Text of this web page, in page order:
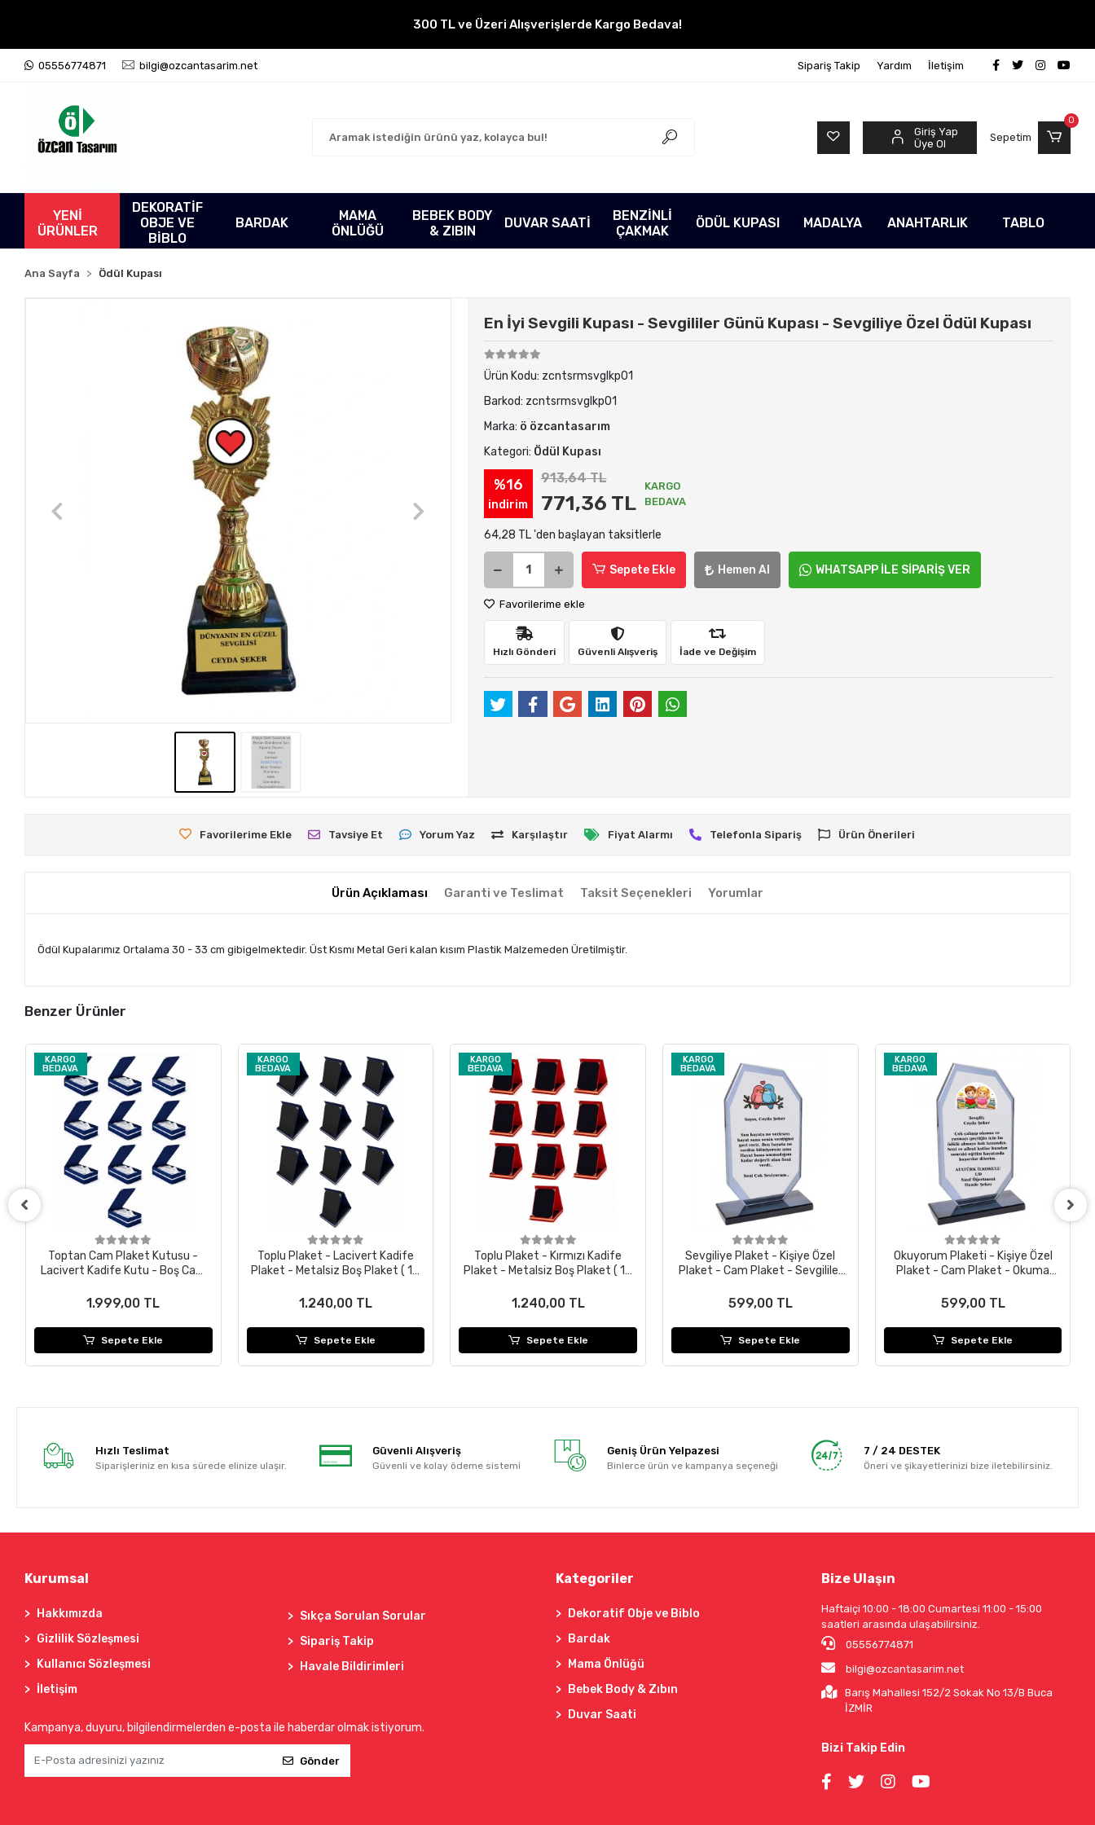
300 TL ve Üzeri Alışverişlerde Kargo Bedava!
05556774871 bilgi@ozcantasarim.net Sipariş Takip Yardım İletişim
Giriş Yap
Üye Ol
Sepetim
0
YENİ
ÜRÜNLER
DEKORATİF
OBJE VE
BİBLO
BARDAK
MAMA
ÖNLÜĞÜ
BEBEK BODY
& ZIBIN
DUVAR SAATİ
BENZİNLİ
ÇAKMAK
ÖDÜL KUPASI MADALYA ANAHTARLIK TABLO
Ana Sayfa Ödül Kupası
En İyi Sevgili Kupası - Sevgililer Günü Kupası - Sevgiliye Özel Ödül Kupası
Ürün Kodu: zcntsrmsvglkp01
Barkod: zcntsrmsvglkp01
Marka: ö özcantasarım
Kategori: Ödül Kupası
%16
indirim
913,64 TL
771,36 TL
KARGO
BEDAVA
64,28 TL 'den başlayan taksitlerle
Sepete Ekle Hemen Al WHATSAPP İLE SİPARİŞ VER
Favorilerime ekle
Hızlı Gönderi Güvenli Alışveriş İade ve Değişim
Favorilerime Ekle Tavsiye Et Yorum Yaz Karşılaştır Fiyat Alarmı Telefonla Sipariş Ürün Önerileri
Ürün Açıklaması Garanti ve Teslimat Taksit Seçenekleri Yorumlar
Ödül Kupalarımız Ortalama 30 - 33 cm gibigelmektedir. Üst Kısmı Metal Geri kalan kısım Plastik Malzemeden Üretilmiştir.
Benzer Ürünler
KARGO
BEDAVA
Toptan Cam Plaket Kutusu -
Lacivert Kadife Kutu - Boş Cam
1.999,00 TL
Sepete Ekle
KARGO
BEDAVA
Toplu Plaket - Lacivert Kadife
Plaket - Metalsiz Boş Plaket ( 10
1.240,00 TL
Sepete Ekle
KARGO
BEDAVA
Toplu Plaket - Kırmızı Kadife
Plaket - Metalsiz Boş Plaket ( 10
1.240,00 TL
Sepete Ekle
KARGO
BEDAVA
Sevgiliye Plaket - Kişiye Özel
Plaket - Cam Plaket - Sevgililer
599,00 TL
Sepete Ekle
KARGO
BEDAVA
Okuyorum Plaketi - Kişiye Özel
Plaket - Cam Plaket - Okuma
599,00 TL
Sepete Ekle
Hızlı Teslimat
Siparişleriniz en kısa sürede elinize ulaşır.
Güvenli Alışveriş
Güvenli ve kolay ödeme sistemi
Geniş Ürün Yelpazesi
Binlerce ürün ve kampanya seçeneği
7 / 24 DESTEK
Öneri ve şikayetlerinizi bize iletebilirsiniz.
Kurumsal
Hakkımızda
Gizlilik Sözleşmesi
Kullanıcı Sözleşmesi
İletişim
Sıkça Sorulan Sorular
Sipariş Takip
Havale Bildirimleri
Kampanya, duyuru, bilgilendirmelerden e-posta ile haberdar olmak istiyorum.
Gönder
Kategoriler
Dekoratif Obje ve Biblo
Bardak
Mama Önlüğü
Bebek Body & Zıbın
Duvar Saati
Bize Ulaşın
Haftaiçi 10:00 - 18:00 Cumartesi 11:00 - 15:00
saatleri arasında ulaşabilirsiniz.
05556774871
bilgi@ozcantasarim.net
Barış Mahallesi 152/2 Sokak No 13/B Buca
İZMİR
Bizi Takip Edin